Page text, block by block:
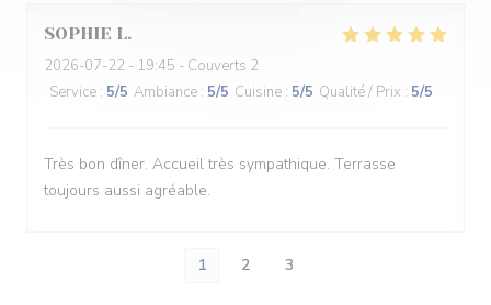
SOPHIE L
2026-07-22 - 19:45 - Couverts 2
Service : 5/5 Ambiance : 5/5 Cuisine : 5/5 Qualité / Prix : 5/5
Très bon dîner. Accueil très sympathique. Terrasse
toujours aussi agréable.
1 2 3